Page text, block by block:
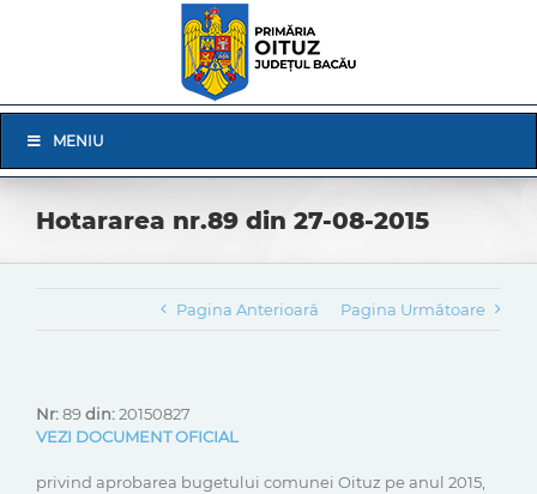
Navigation
MENIU
Hotararea nr.89 din 27-08-2015
Pagina Anterioară Pagina Următoare
Nr:89din:20150827
VEZI DOCUMENT OFICIAL
privind aprobarea bugetului comunei Oituz pe anul 2015,